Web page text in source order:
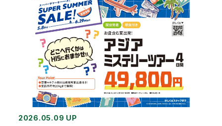
2026.05.09 UP